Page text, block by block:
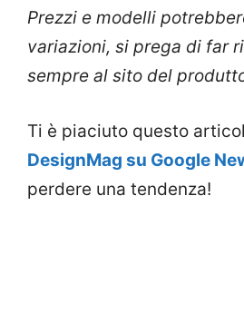
Prezzi e modelli
variazioni, si prega di far
sempre al sito del
Ti è piaciuto questo
DesignMag su Google
perdere una tendenza!